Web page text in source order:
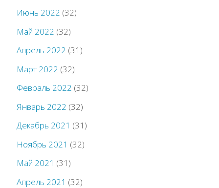
Июнь 2022 (32)
Май 2022 (32)
Апрель 2022 (31)
Март 2022 (32)
Февраль 2022 (32)
Январь 2022 (32)
Декабрь 2021 (31)
Ноябрь 2021 (32)
Май 2021 (31)
Апрель 2021 (32)